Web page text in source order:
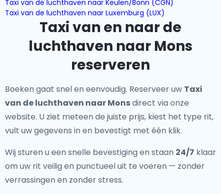
Taxi van de luchthaven naar Keulen/Bonn (CGN)
Taxi van de luchthaven naar Luxemburg (LUX)
Taxi van en naar de
luchthaven naar Mons
reserveren
Boeken gaat snel en eenvoudig. Reserveer uw Taxi
van de luchthaven naar Monsdirect via onze
website. U ziet meteen de juiste prijs, kiest het type rit,
vult uw gegevens in en bevestigt met één klik.
Wij sturen u een snelle bevestiging en staan 24/7 klaar
om uw rit veilig en punctueel uit te voeren — zonder
verrassingen en zonder stress.